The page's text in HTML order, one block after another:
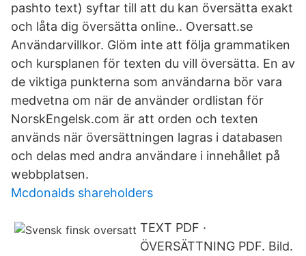
pashto text) syftar till att du kan översätta exakt
och låta dig översätta online.. Oversatt.se
Användarvillkor. Glöm inte att följa grammatiken
och kursplanen för texten du vill översätta. En av
de viktiga punkterna som användarna bör vara
medvetna om när de använder ordlistan för
NorskEngelsk.com är att orden och texten
används när översättningen lagras i databasen
och delas med andra användare i innehållet på
webbplatsen.
Mcdonalds shareholders
TEXT PDF ·
ÖVERSÄTTNING PDF. Bild.